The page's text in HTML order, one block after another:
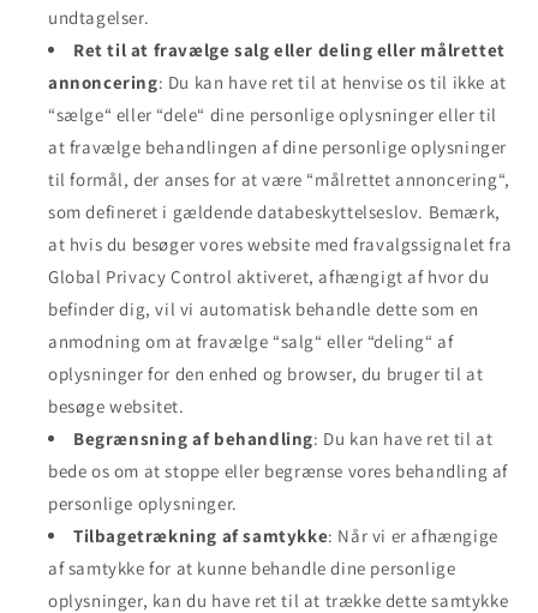
undtagelser.
Ret til at fravælge salg eller deling eller målrettet
annoncering: Du kan have ret til at henvise os til ikke at
“sælge“ eller “dele“ dine personlige oplysninger eller til
at fravælge behandlingen af dine personlige oplysninger
til formål, der anses for at være “målrettet annoncering“,
som defineret i gældende databeskyttelseslov. Bemærk,
at hvis du besøger vores website med fravalgssignalet fra
Global Privacy Control aktiveret, afhængigt af hvor du
befinder dig, vil vi automatisk behandle dette som en
anmodning om at fravælge “salg“ eller “deling“ af
oplysninger for den enhed og browser, du bruger til at
besøge websitet.
Begrænsning af behandling: Du kan have ret til at
bede os om at stoppe eller begrænse vores behandling af
personlige oplysninger.
Tilbagetrækning af samtykke: Når vi er afhængige
af samtykke for at kunne behandle dine personlige
oplysninger, kan du have ret til at trække dette samtykke